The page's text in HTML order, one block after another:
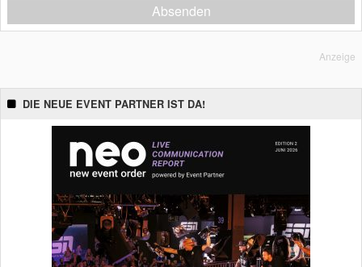
Absenden
Anzeige
DIE NEUE EVENT PARTNER IST DA!